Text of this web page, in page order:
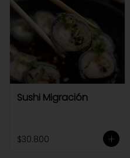
Sushi Migración
$30.800